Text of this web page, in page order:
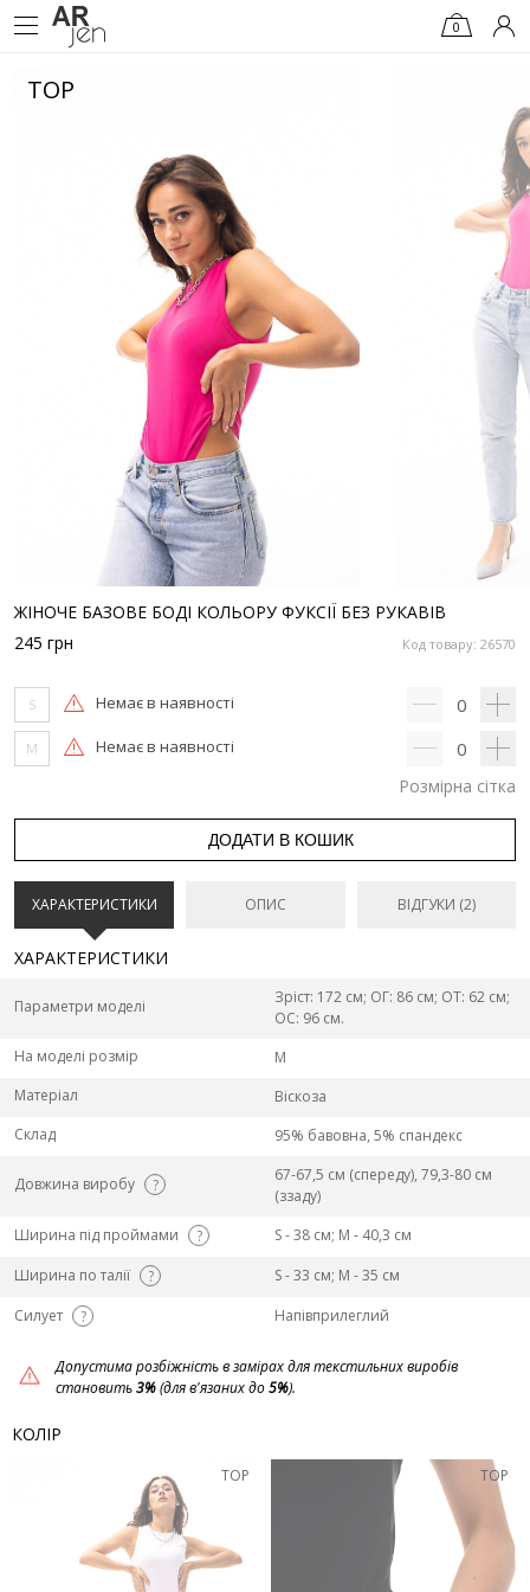
0
TOP
ЖІНОЧЕ БАЗОВЕ БОДІ КОЛЬОРУ ФУКСІЇ БЕЗ РУКАВІВ
Код товару: 26570
245 грн
S Немає в наявності 0
M Немає в наявності 0
Розмірна сітка
ДОДАТИ В КОШИК
ХАРАКТЕРИСТИКИ ОПИС ВІДГУКИ (2)
ХАРАКТЕРИСТИКИ
Параметри моделі
Зріст: 172 см; ОГ: 86 см; ОТ: 62 см;
ОС: 96 см.
На моделі розмір
M
Матеріал
Віскоза
Склад
95% бавовна, 5% спандекс
Довжина виробу ?
67-67,5 см (спереду), 79,3-80 см
(ззаду)
Ширина під проймами
?
S - 38 см; M - 40,3 см
Ширина по талії
?
S - 33 см; M - 35 см
Силует
? Напівприлеглий
Допустима розбіжність в замірах для текстильних виробів
становить3%(для в'язаних до5%).
КОЛІР
TOP TOP